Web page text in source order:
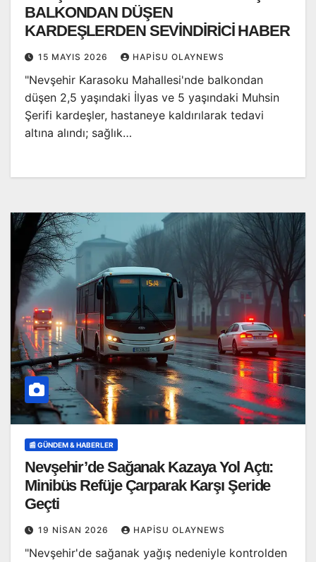
BALKONDAN DÜŞEN
KARDEŞLERDEN SEVİNDİRİCİ HABER
15 MAYIS 2026 HAPISU OLAYNEWS
"Nevşehir Karasoku Mahallesi'nde balkondan
düşen 2,5 yaşındaki İlyas ve 5 yaşındaki Muhsin
Şerifi kardeşler, hastaneye kaldırılarak tedavi
altına alındı; sağlık…
📰 GÜNDEM & HABERLER
Nevşehir’de Sağanak Kazaya Yol Açtı:
Minibüs Refüje Çarparak Karşı Şeride
Geçti
19 NISAN 2026 HAPISU OLAYNEWS
"Nevşehir'de sağanak yağış nedeniyle kontrolden